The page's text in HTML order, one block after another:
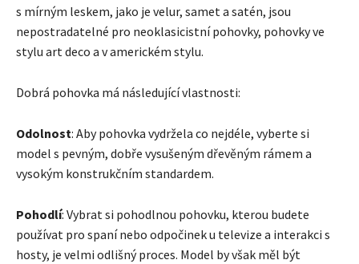
s mírným leskem, jako je velur, samet a satén, jsou
nepostradatelné pro neoklasicistní pohovky, pohovky ve
stylu art deco a v americkém stylu.
Dobrá pohovka má následující vlastnosti:
Odolnost: Aby pohovka vydržela co nejdéle, vyberte si
model s pevným, dobře vysušeným dřevěným rámem a
vysokým konstrukčním standardem.
Pohodlí: Vybrat si pohodlnou pohovku, kterou budete
používat pro spaní nebo odpočinek u televize a interakci s
hosty, je velmi odlišný proces. Model by však měl být